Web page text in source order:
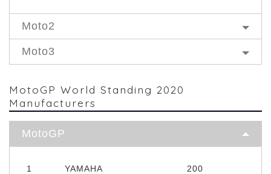
Moto2
Moto3
MotoGP World Standing 2020
Manufacturers
MotoGP
1 YAMAHA
200